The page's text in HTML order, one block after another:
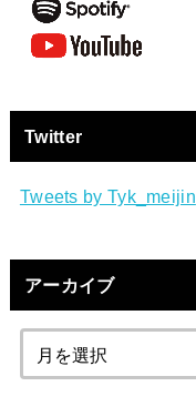
Twitter
Tweets by Tyk_meijin
アーカイブ